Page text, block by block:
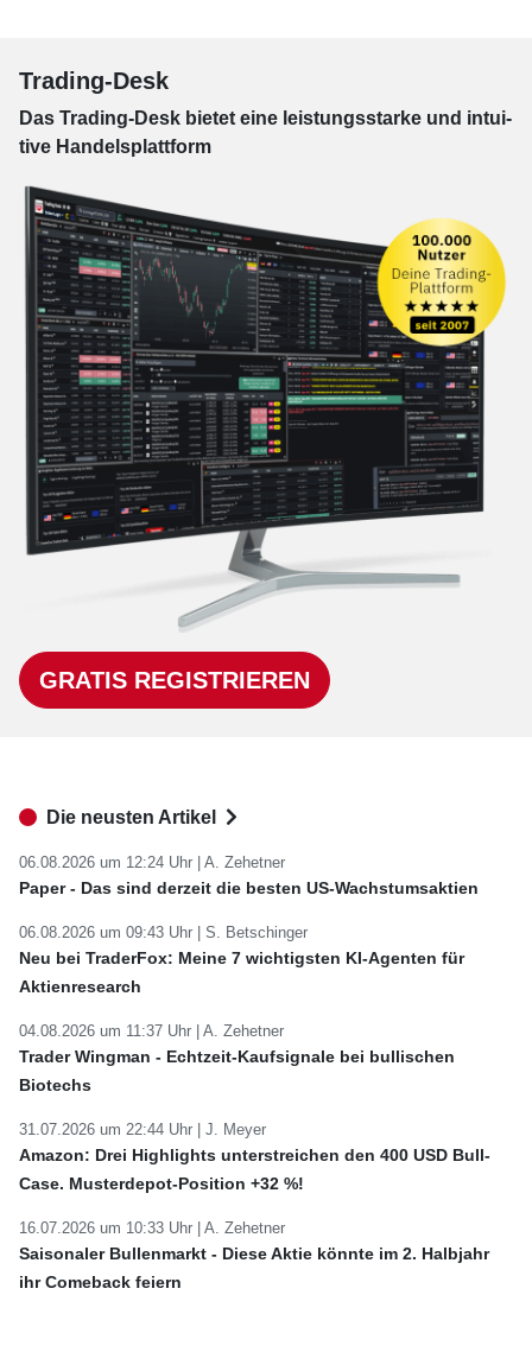
Trading-Desk
Das Trading-Desk bie­tet eine leis­tungs­star­ke und in­tui­
tive Han­dels­platt­form
GRATIS REGISTRIEREN
Die neusten Artikel
06.08.2026 um 12:24 Uhr | A. Zehetner
Paper - Das sind derzeit die besten US-Wachstumsaktien
06.08.2026 um 09:43 Uhr | S. Betschinger
Neu bei TraderFox: Meine 7 wichtigsten KI-Agenten für
Aktienresearch
04.08.2026 um 11:37 Uhr | A. Zehetner
Trader Wingman - Echtzeit-Kaufsignale bei bullischen
Biotechs
31.07.2026 um 22:44 Uhr | J. Meyer
Amazon: Drei Highlights unterstreichen den 400 USD Bull-
Case. Musterdepot-Position +32 %!
16.07.2026 um 10:33 Uhr | A. Zehetner
Saisonaler Bullenmarkt - Diese Aktie könnte im 2. Halbjahr
ihr Comeback feiern